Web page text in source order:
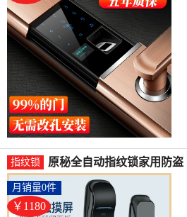
指纹锁
原秘全自动指纹锁家用防盗
门智能门锁密码锁刷卡远程
A-指纹锁(原秘旗舰店仅售
1180元)
￥1180
月销量0件